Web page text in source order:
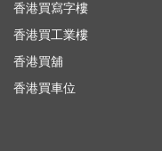
香港買寫字樓
香港買工業樓
香港買舖
香港買車位